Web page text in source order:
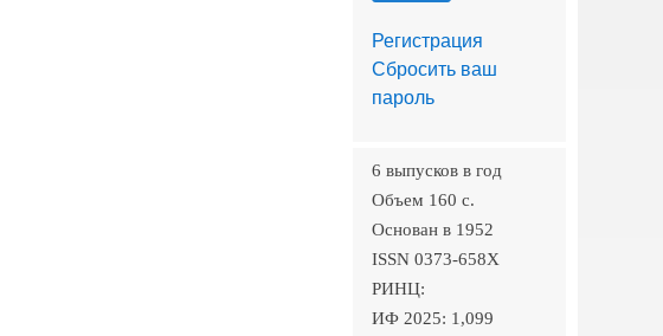
Регистрация
Сбросить ваш
пароль
6 выпусков в год
Объем 160 c.
Основан в 1952
ISSN 0373-658X
РИНЦ:
ИФ 2025: 1,099